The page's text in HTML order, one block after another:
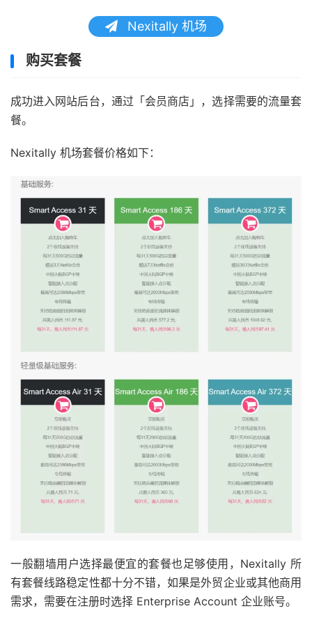
Nexitally 机场
购买套餐
成功进入网站后台，通过「会员商店」，选择需要的流量套
餐。
Nexitally 机场套餐价格如下：
一般翻墙用户选择最便宜的套餐也足够使用，Nexitally 所
有套餐线路稳定性都十分不错，如果是外贸企业或其他商用
需求，需要在注册时选择 Enterprise Account 企业账号。